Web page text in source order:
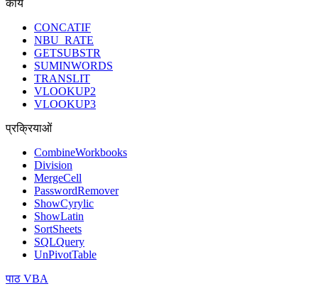
कार्य
CONCATIF
NBU_RATE
GETSUBSTR
SUMINWORDS
TRANSLIT
VLOOKUP2
VLOOKUP3
प्रक्रियाओं
CombineWorkbooks
Division
MergeCell
PasswordRemover
ShowCyrylic
ShowLatin
SortSheets
SQLQuery
UnPivotTable
पाठ VBA